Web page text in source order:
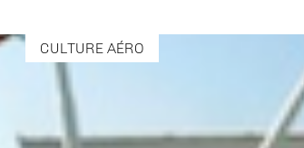
CULTURE AÉRO